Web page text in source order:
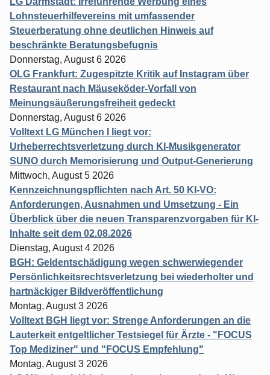
Lohnsteuerhilfevereins mit umfassender
Steuerberatung ohne deutlichen Hinweis auf
beschränkte Beratungsbefugnis
Donnerstag, August 6 2026
OLG Frankfurt: Zugespitzte Kritik auf Instagram über
Restaurant nach Mäuseköder-Vorfall von
Meinungsäußerungsfreiheit gedeckt
Donnerstag, August 6 2026
Volltext LG München I liegt vor:
Urheberrechtsverletzung durch KI-Musikgenerator
SUNO durch Memorisierung und Output-Generierung
Mittwoch, August 5 2026
Kennzeichnungspflichten nach Art. 50 KI-VO:
Anforderungen, Ausnahmen und Umsetzung - Ein
Überblick über die neuen Transparenzvorgaben für KI-
Inhalte seit dem 02.08.2026
Dienstag, August 4 2026
BGH: Geldentschädigung wegen schwerwiegender
Persönlichkeitsrechtsverletzung bei wiederholter und
hartnäckiger Bildveröffentlichung
Montag, August 3 2026
Volltext BGH liegt vor: Strenge Anforderungen an die
Lauterkeit entgeltlicher Testsiegel für Ärzte - "FOCUS
Top Mediziner" und "FOCUS Empfehlung"
Montag, August 3 2026